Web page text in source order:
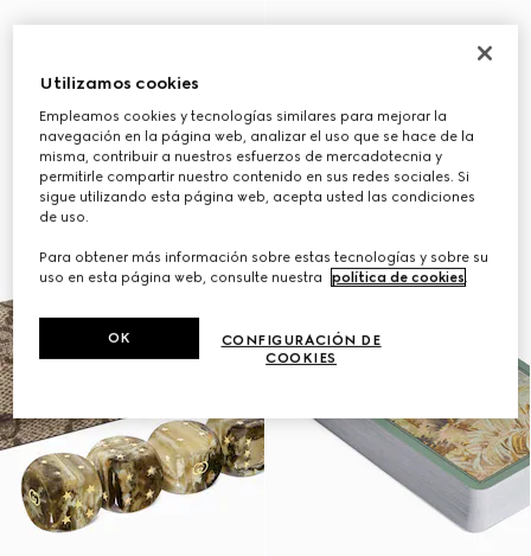
Utilizamos cookies
Empleamos cookies y tecnologías similares para mejorar la
navegación en la página web, analizar el uso que se hace de la
misma, contribuir a nuestros esfuerzos de mercadotecnia y
permitirle compartir nuestro contenido en sus redes sociales. Si
sigue utilizando esta página web, acepta usted las condiciones
de uso.
Para obtener más información sobre estas tecnologías y sobre su
uso en esta página web, consulte nuestra
política de cookies.
CONFIGURACIÓN DE
COOKIES
OK